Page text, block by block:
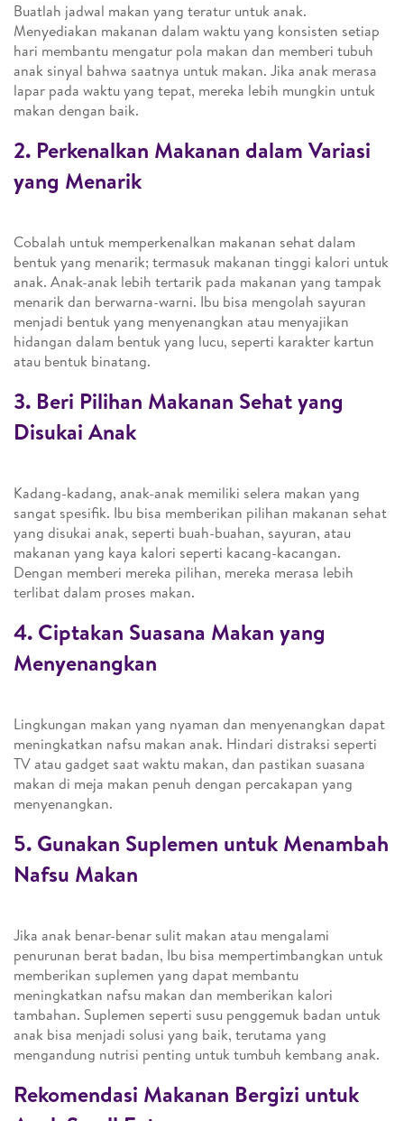
Buatlah jadwal makan yang teratur untuk anak.
Menyediakan makanan dalam waktu yang konsisten setiap
hari membantu mengatur pola makan dan memberi tubuh
anak sinyal bahwa saatnya untuk makan. Jika anak merasa
lapar pada waktu yang tepat, mereka lebih mungkin untuk
makan dengan baik.
2. Perkenalkan Makanan dalam Variasi
yang Menarik
Cobalah untuk memperkenalkan makanan sehat dalam
bentuk yang menarik; termasuk makanan tinggi kalori untuk
anak. Anak-anak lebih tertarik pada makanan yang tampak
menarik dan berwarna-warni. Ibu bisa mengolah sayuran
menjadi bentuk yang menyenangkan atau menyajikan
hidangan dalam bentuk yang lucu, seperti karakter kartun
atau bentuk binatang.
3. Beri Pilihan Makanan Sehat yang
Disukai Anak
Kadang-kadang, anak-anak memiliki selera makan yang
sangat spesifik. Ibu bisa memberikan pilihan makanan sehat
yang disukai anak, seperti buah-buahan, sayuran, atau
makanan yang kaya kalori seperti kacang-kacangan.
Dengan memberi mereka pilihan, mereka merasa lebih
terlibat dalam proses makan.
4. Ciptakan Suasana Makan yang
Menyenangkan
Lingkungan makan yang nyaman dan menyenangkan dapat
meningkatkan nafsu makan anak. Hindari distraksi seperti
TV atau gadget saat waktu makan, dan pastikan suasana
makan di meja makan penuh dengan percakapan yang
menyenangkan.
5. Gunakan Suplemen untuk Menambah
Nafsu Makan
Jika anak benar-benar sulit makan atau mengalami
penurunan berat badan, Ibu bisa mempertimbangkan untuk
memberikan suplemen yang dapat membantu
meningkatkan nafsu makan dan memberikan kalori
tambahan. Suplemen seperti susu penggemuk badan untuk
anak bisa menjadi solusi yang baik, terutama yang
mengandung nutrisi penting untuk tumbuh kembang anak.
Rekomendasi Makanan Bergizi untuk